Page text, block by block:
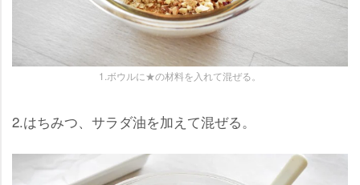
1.ボウルに★の材料を入れて混ぜる。
2.はちみつ、サラダ油を加えて混ぜる。